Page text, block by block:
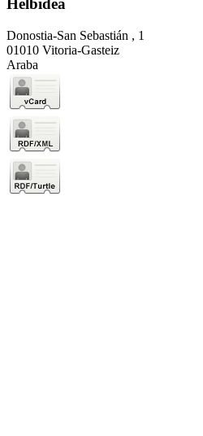
Helbidea
Donostia-San Sebastián , 1
01010 Vitoria-Gasteiz
Araba